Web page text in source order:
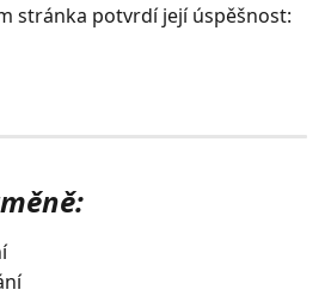
stránka potvrdí její úspěšnost: